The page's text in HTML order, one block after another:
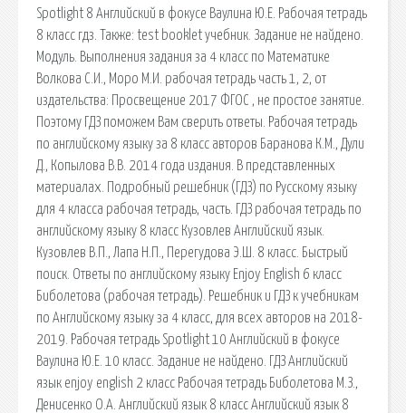
Spotlight 8 Английский в фокусе Ваулина Ю.Е. Рабочая тетрадь
8 класс гдз. Также: test booklet учебник. Задание не найдено.
Модуль. Выполнения задания за 4 класс по Математике
Волкова С.И., Моро М.И. рабочая тетрадь часть 1, 2, от
издательства: Просвещение 2017 ФГОС , не простое занятие.
Поэтому ГДЗ поможем Вам сверить ответы. Рабочая тетрадь
по английскому языку за 8 класс авторов Баранова К.М., Дули
Д., Копылова В.В. 2014 года издания. В представленных
материалах. Подробный решебник (ГДЗ) по Русскому языку
для 4 класса рабочая тетрадь, часть. ГДЗ рабочая тетрадь по
английскому языку 8 класс Кузовлев Английский язык.
Кузовлев В.П., Лапа Н.П., Перегудова Э.Ш. 8 класс. Быстрый
поиск. Ответы по английскому языку Enjoy English 6 класс
Биболетова (рабочая тетрадь). Решебник и ГДЗ к учебникам
по Английскому языку за 4 класс, для всех авторов на 2018-
2019. Рабочая тетрадь Spotlight 10 Английский в фокусе
Ваулина Ю.Е. 10 класс. Задание не найдено. ГДЗ Английский
язык enjoy english 2 класс Рабочая тетрадь Биболетова М.З.,
Денисенко О.А. Английский язык 8 класс Английский язык 8